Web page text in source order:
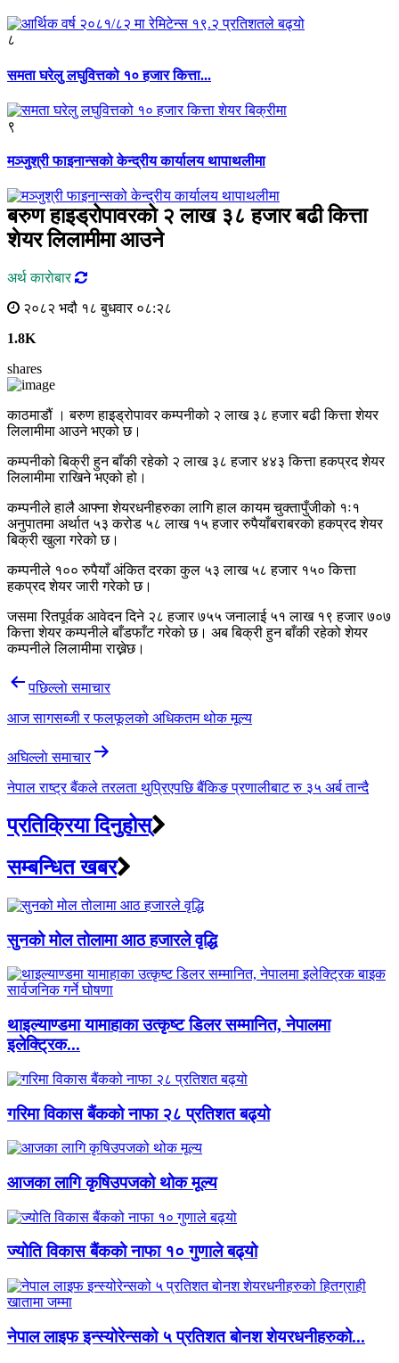
८
समता घरेलु लघुवित्तको १० हजार कित्ता...
९
मञ्जुश्री फाइनान्सको केन्द्रीय कार्यालय थापाथलीमा
बरुण हाइड्रोपावरको २ लाख ३८ हजार बढी कित्ता
शेयर लिलामीमा आउने
अर्थ काराेबार
२०८२ भदौ १८ बुधवार ०८:२८
1.8K
shares
काठमाडौं । बरुण हाइड्रोपावर कम्पनीको २ लाख ३८ हजार बढी कित्ता शेयर
लिलामीमा आउने भएको छ।
कम्पनीको बिक्री हुन बाँकी रहेको २ लाख ३८ हजार ४४३ कित्ता हकप्रद शेयर
लिलामीमा राखिने भएको हो।
कम्पनीले हालै आफ्ना शेयरधनीहरुका लागि हाल कायम चुक्तापुँजीको १ः१
अनुपातमा अर्थात ५३ करोड ५८ लाख १५ हजार रुपैयाँबराबरको हकप्रद शेयर
बिक्री खुला गरेको छ।
कम्पनीले १०० रुपैयाँ अंकित दरका कुल ५३ लाख ५८ हजार १५० कित्ता
हकप्रद शेयर जारी गरेको छ।
जसमा रितपूर्वक आवेदन दिने २८ हजार ७५५ जनालाई ५१ लाख १९ हजार ७०७
कित्ता शेयर कम्पनीले बाँडफाँट गरेको छ। अब बिक्री हुन बाँकी रहेको शेयर
कम्पनीले लिलामीमा राख्नेछ।
Post
navigation
पछिल्लाे समाचार
आज सागसब्जी र फलफूलको अधिकतम थोक मूल्य
अघिल्लाे समाचार
नेपाल राष्ट्र बैंकले तरलता थुप्रिएपछि बैंकिङ प्रणालीबाट रु ३५ अर्ब तान्दै
प्रतिक्रिया दिनुहोस्
सम्बन्धित खबर
सुनको मोल तोलामा आठ हजारले वृद्धि
थाइल्याण्डमा यामाहाका उत्कृष्ट डिलर सम्मानित, नेपालमा
इलेक्ट्रिक...
गरिमा विकास बैंकको नाफा २८ प्रतिशत बढ्यो
आजका लागि कृषिउपजको थोक मूल्य
ज्योति विकास बैंकको नाफा १० गुणाले बढ्यो
नेपाल लाइफ इन्स्योरेन्सको ५ प्रतिशत बोनश शेयरधनीहरुको...